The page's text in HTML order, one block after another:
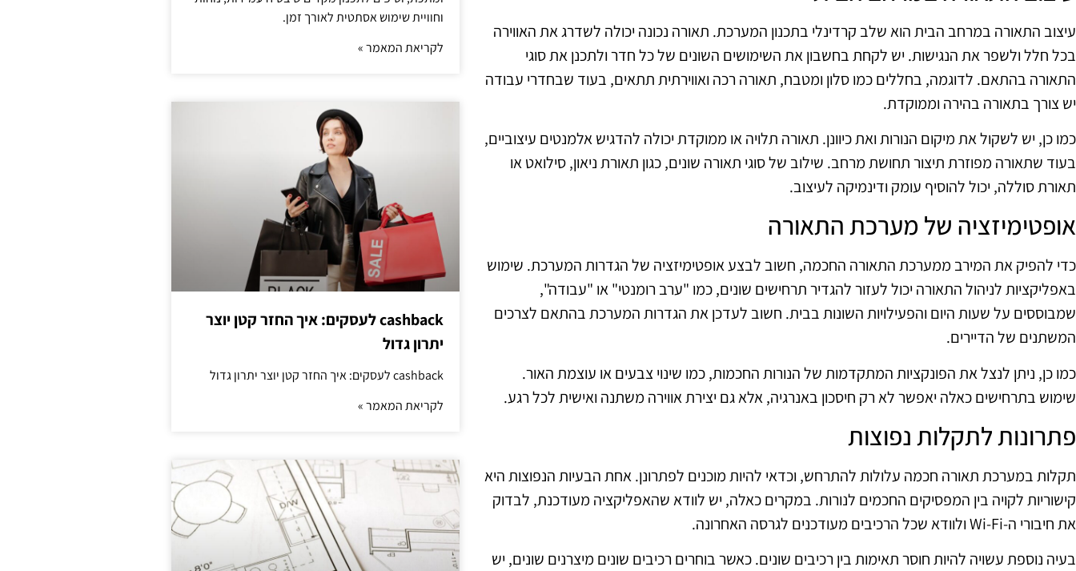
עיצוב התאורה במרחב הבית הוא שלב קרדינלי בתכנון המערכת. תאורה נכונה יכולה לשדרג את האווירה
בכל חלל ולשפר את הנגישות. יש לקחת בחשבון את השימושים השונים של כל חדר ולתכנן את סוגי
התאורה בהתאם. לדוגמה, בחללים כמו סלון ומטבח, תאורה רכה ואווירתית תתאים, בעוד שבחדרי עבודה
יש צורך בתאורה בהירה וממוקדת.
כמו כן, יש לשקול את מיקום הנורות ואת כיוונן. תאורה תלויה או ממוקדת יכולה להדגיש אלמנטים עיצוביים,
בעוד שתאורה מפוזרת תיצור תחושת מרחב. שילוב של סוגי תאורה שונים, כגון תאורת ניאון, סילואט או
תאורת סוללה, יכול להוסיף עומק ודינמיקה לעיצוב.
אופטימיזציה של מערכת התאורה
כדי להפיק את המירב ממערכת התאורה החכמה, חשוב לבצע אופטימיזציה של הגדרות המערכת. שימוש
באפליקציות לניהול התאורה יכול לעזור להגדיר תרחישים שונים, כמו "ערב רומנטי" או "עבודה",
שמבוססים על שעות היום והפעילויות השונות בבית. חשוב לעדכן את הגדרות המערכת בהתאם לצרכים
המשתנים של הדיירים.
כמו כן, ניתן לנצל את הפונקציות המתקדמות של הנורות החכמות, כמו שינוי צבעים או עוצמת האור.
שימוש בתרחישים כאלה יאפשר לא רק חיסכון באנרגיה, אלא גם יצירת אווירה משתנה ואישית לכל רגע.
פתרונות לתקלות נפוצות
תקלות במערכת תאורה חכמה עלולות להתרחש, וכדאי להיות מוכנים לפתרונן. אחת הבעיות הנפוצות היא
קישוריות לקויה בין המפסיקים החכמים לנורות. במקרים כאלה, יש לוודא שהאפליקציה מעודכנת, לבדוק
את חיבורי ה-Wi-Fi ולוודא שכל הרכיבים מעודכנים לגרסה האחרונה.
בעיה נוספת עשויה להיות חוסר תאימות בין רכיבים שונים. כאשר בוחרים רכיבים שונים מיצרנים שונים, יש
וחוויית שימוש אסתטית לאורך זמן.
לקריאת המאמר »
cashback לעסקים: איך החזר קטן יוצר
יתרון גדול
cashback לעסקים: איך החזר קטן יוצר יתרון גדול
לקריאת המאמר »